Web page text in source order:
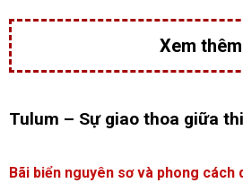
Xem
Tulum – Sự giao thoa giữa
Bãi biển nguyên sơ và phong cách